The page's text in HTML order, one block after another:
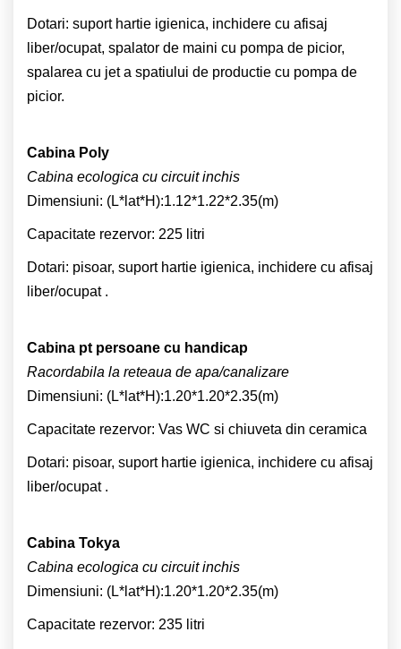
Dotari: suport hartie igienica, inchidere cu afisaj
liber/ocupat, spalator de maini cu pompa de picior,
spalarea cu jet a spatiului de productie cu pompa de
picior.
Cabina Poly
Cabina ecologica cu circuit inchis
Dimensiuni: (L*lat*H):1.12*1.22*2.35(m)
Capacitate rezervor: 225 litri
Dotari: pisoar, suport hartie igienica, inchidere cu afisaj
liber/ocupat .
Cabina pt persoane cu handicap
Racordabila la reteaua de apa/canalizare
Dimensiuni: (L*lat*H):1.20*1.20*2.35(m)
Capacitate rezervor: Vas WC si chiuveta din ceramica
Dotari: pisoar, suport hartie igienica, inchidere cu afisaj
liber/ocupat .
Cabina Tokya
Cabina ecologica cu circuit inchis
Dimensiuni: (L*lat*H):1.20*1.20*2.35(m)
Capacitate rezervor: 235 litri